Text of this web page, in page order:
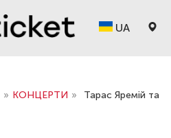
UA
» КОНЦЕРТИ »
Тарас Яремій та